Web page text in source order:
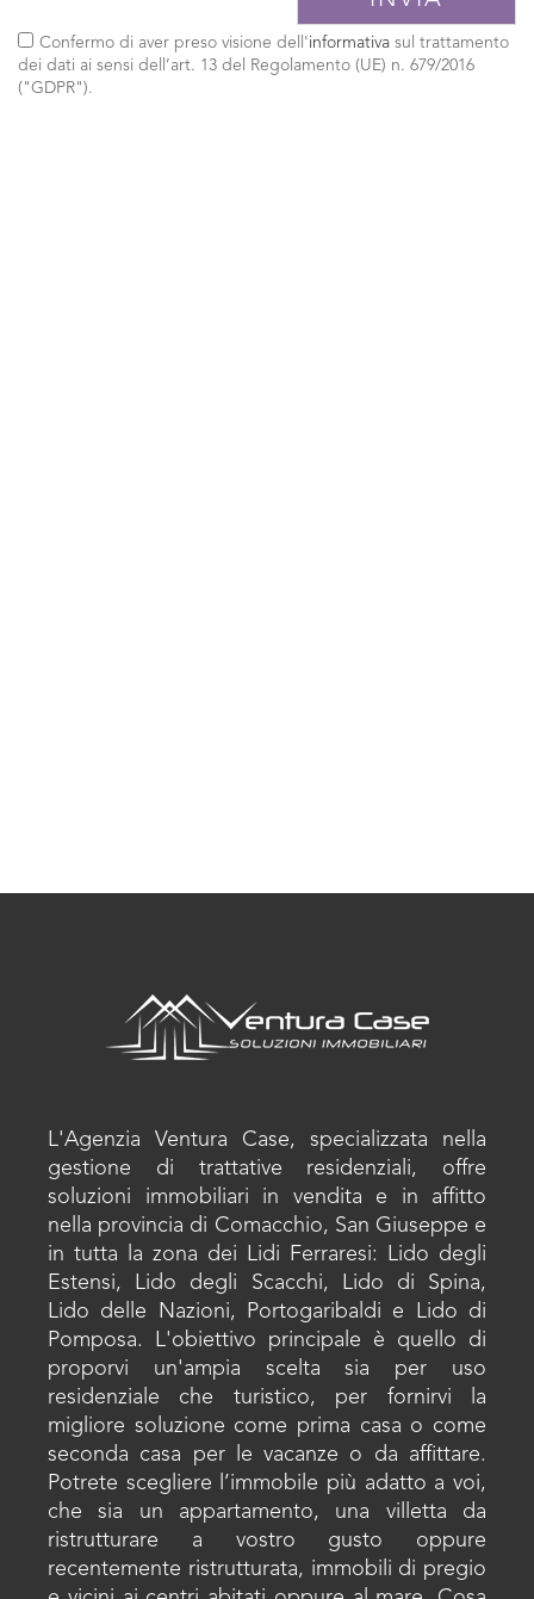
Confermo di aver preso visione dell'informativa sul trattamento
dei dati ai sensi dell’art. 13 del Regolamento (UE) n. 679/2016
("GDPR").
L'Agenzia Ventura Case, specializzata nella
gestione di trattative residenziali, offre
soluzioni immobiliari in vendita e in affitto
nella provincia di Comacchio, San Giuseppe e
in tutta la zona dei Lidi Ferraresi: Lido degli
Estensi, Lido degli Scacchi, Lido di Spina,
Lido delle Nazioni, Portogaribaldi e Lido di
Pomposa. L'obiettivo principale è quello di
proporvi un'ampia scelta sia per uso
residenziale che turistico, per fornirvi la
migliore soluzione come prima casa o come
seconda casa per le vacanze o da affittare.
Potrete scegliere l’immobile più adatto a voi,
che sia un appartamento, una villetta da
ristrutturare a vostro gusto oppure
recentemente ristrutturata, immobili di pregio